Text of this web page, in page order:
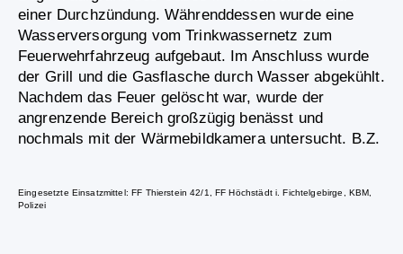
einer Durchzündung. Währenddessen wurde eine
Wasserversorgung vom Trinkwassernetz zum
Feuerwehrfahrzeug aufgebaut. Im Anschluss wurde
der Grill und die Gasflasche durch Wasser abgekühlt.
Nachdem das Feuer gelöscht war, wurde der
angrenzende Bereich großzügig benässt und
nochmals mit der Wärmebildkamera untersucht. B.Z.
Eingesetzte Einsatzmittel: FF Thierstein 42/1, FF Höchstädt i. Fichtelgebirge, KBM,
Polizei